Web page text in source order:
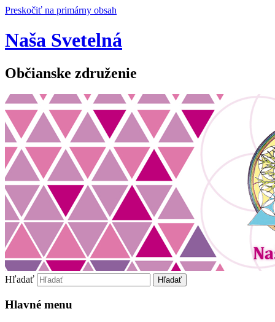
Preskočiť na primárny obsah
Naša Svetelná
Občianske združenie
Hľadať
Hlavné menu